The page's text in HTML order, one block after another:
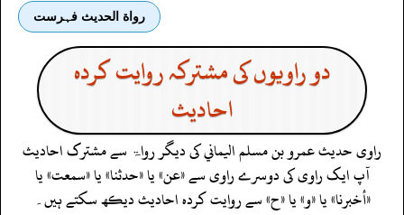
رواة الحديث فہرست
دو راویوں کی مشترکہ روایت کردہ
احادیث
راوی حدیثعمرو بن مسلم اليمانيکی دیگر رواۃ سے مشترک احادیث
آپ ایک راوی کی دوسرے راوی سے «عن» یا «حدثنا» یا «سمعت» یا
«أخبرنا» یا «و» یا «ح» سے روایت کردہ احادیث دیکھ سکتے ہیں۔